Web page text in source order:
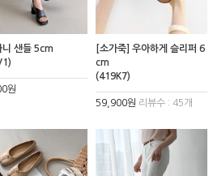
니 샌들 5cm
원
[소가죽] 우아하게 슬리퍼 6
cm
(419K7)
59,900원 리뷰수 : 45개